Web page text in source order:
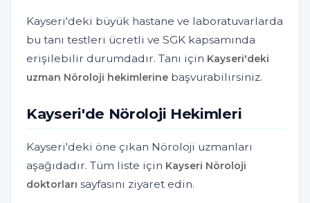
Kayseri'deki büyük hastane ve laboratuvarlarda
bu tanı testleri ücretli ve SGK kapsamında
erişilebilir durumdadır. Tanı için Kayseri'deki
uzman Nöroloji hekimlerine başvurabilirsiniz.
Kayseri'de Nöroloji Hekimleri
Kayseri'deki öne çıkan Nöroloji uzmanları
aşağıdadır. Tüm liste için Kayseri Nöroloji
doktorları sayfasını ziyaret edin.